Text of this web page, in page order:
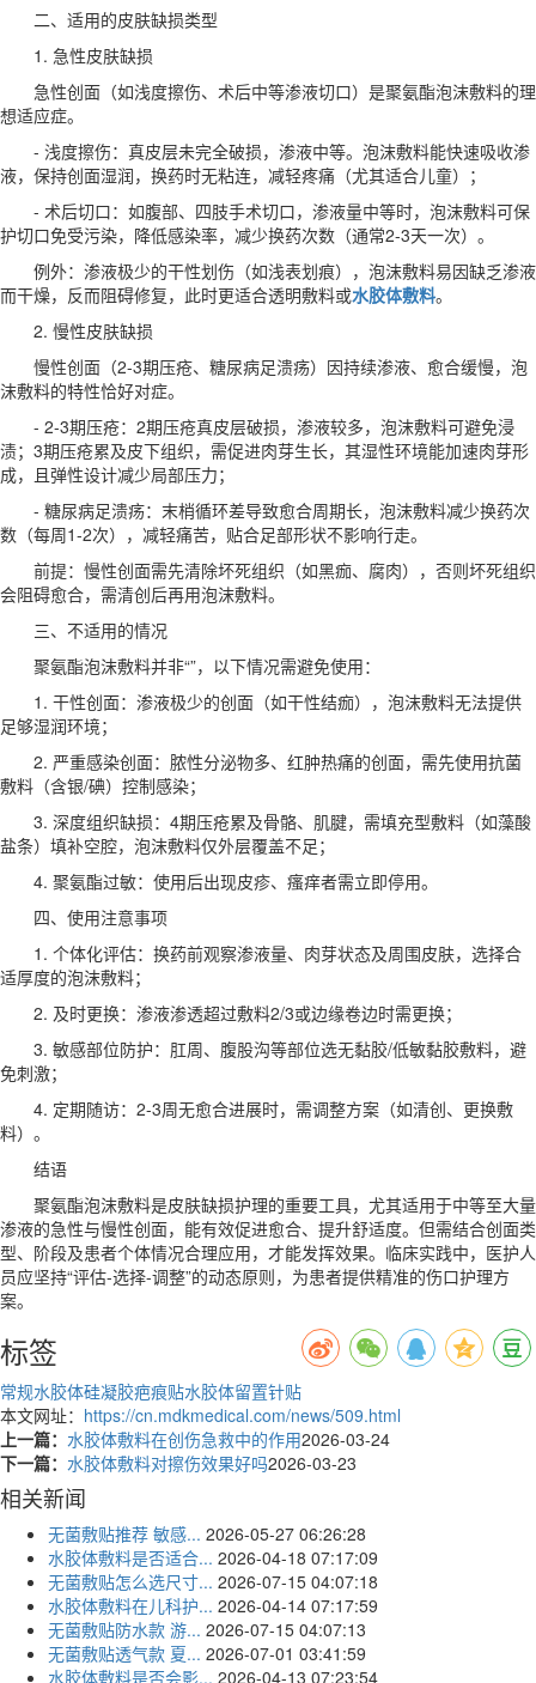
二、适用的皮肤缺损类型
1. 急性皮肤缺损
急性创面（如浅度擦伤、术后中等渗液切口）是聚氨酯泡沫敷料的理
想适应症。
- 浅度擦伤：真皮层未完全破损，渗液中等。泡沫敷料能快速吸收渗
液，保持创面湿润，换药时无粘连，减轻疼痛（尤其适合儿童）；
- 术后切口：如腹部、四肢手术切口，渗液量中等时，泡沫敷料可保
护切口免受污染，降低感染率，减少换药次数（通常2-3天一次）。
例外：渗液极少的干性划伤（如浅表划痕），泡沫敷料易因缺乏渗液
而干燥，反而阻碍修复，此时更适合透明敷料或水胶体敷料。
2. 慢性皮肤缺损
慢性创面（2-3期压疮、糖尿病足溃疡）因持续渗液、愈合缓慢，泡
沫敷料的特性恰好对症。
- 2-3期压疮：2期压疮真皮层破损，渗液较多，泡沫敷料可避免浸
渍；3期压疮累及皮下组织，需促进肉芽生长，其湿性环境能加速肉芽形
成，且弹性设计减少局部压力；
- 糖尿病足溃疡：末梢循环差导致愈合周期长，泡沫敷料减少换药次
数（每周1-2次），减轻痛苦，贴合足部形状不影响行走。
前提：慢性创面需先清除坏死组织（如黑痂、腐肉），否则坏死组织
会阻碍愈合，需清创后再用泡沫敷料。
三、不适用的情况
聚氨酯泡沫敷料并非“”，以下情况需避免使用：
1. 干性创面：渗液极少的创面（如干性结痂），泡沫敷料无法提供
足够湿润环境；
2. 严重感染创面：脓性分泌物多、红肿热痛的创面，需先使用抗菌
敷料（含银/碘）控制感染；
3. 深度组织缺损：4期压疮累及骨骼、肌腱，需填充型敷料（如藻酸
盐条）填补空腔，泡沫敷料仅外层覆盖不足；
4. 聚氨酯过敏：使用后出现皮疹、瘙痒者需立即停用。
四、使用注意事项
1. 个体化评估：换药前观察渗液量、肉芽状态及周围皮肤，选择合
适厚度的泡沫敷料；
2. 及时更换：渗液渗透超过敷料2/3或边缘卷边时需更换；
3. 敏感部位防护：肛周、腹股沟等部位选无黏胶/低敏黏胶敷料，避
免刺激；
4. 定期随访：2-3周无愈合进展时，需调整方案（如清创、更换敷
料）。
结语
聚氨酯泡沫敷料是皮肤缺损护理的重要工具，尤其适用于中等至大量
渗液的急性与慢性创面，能有效促进愈合、提升舒适度。但需结合创面类
型、阶段及患者个体情况合理应用，才能发挥效果。临床实践中，医护人
员应坚持“评估-选择-调整”的动态原则，为患者提供精准的伤口护理方
案。
标签
常规水胶体硅凝胶疤痕贴水胶体留置针贴
本文网址： https://cn.mdkmedical.com/news/509.html
上一篇： 水胶体敷料在创伤急救中的作用2026-03-24
下一篇： 水胶体敷料对擦伤效果好吗2026-03-23
相关新闻
无菌敷贴推荐 敏感... 2026-05-27 06:26:28
水胶体敷料是否适合... 2026-04-18 07:17:09
无菌敷贴怎么选尺寸... 2026-07-15 04:07:18
水胶体敷料在儿科护... 2026-04-14 07:17:59
无菌敷贴防水款 游... 2026-07-15 04:07:13
无菌敷贴透气款 夏... 2026-07-01 03:41:59
水胶体敷料是否会影... 2026-04-13 07:23:54